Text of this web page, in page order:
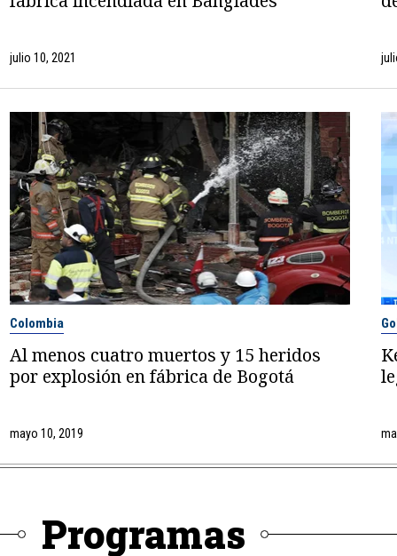
julio 10, 2021
Colombia
Al menos cuatro muertos y 15 heridos
por explosión en fábrica de Bogotá
mayo 10, 2019
Programas